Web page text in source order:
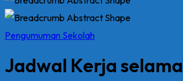
Pengumuman Sekolah
Jadwal Kerja